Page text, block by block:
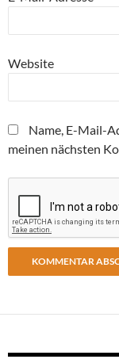
Website
Name, E-Mail-
meinen nächsten